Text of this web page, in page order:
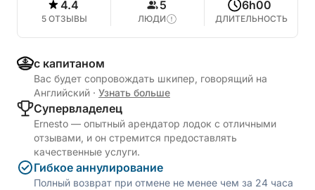
4.4
5 ОТЗЫВЫ
5
ЛЮДИ
6h00
ДЛИТЕЛЬНОСТЬ
с капитаном
Вас будет сопровождать шкипер, говорящий на
Английский · Узнать больше
Cупервладелец
Ernesto — опытный арендатор лодок с отличными
отзывами, и он стремится предоставлять
качественные услуги.
Гибкое аннулирование
Полный возврат при отмене не менее чем за 24 часа